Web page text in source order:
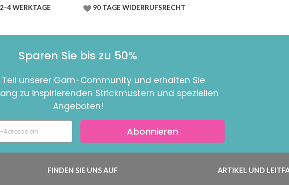
4 WERKTAGE 90 TAGE WIDERRUFSRECHT
Sparen Sie bis zu 50%
Teil unserer Garn-Community und erhalten Sie
zu inspirierenden Strickmustern und speziellen
Angeboten!
Abonnieren
FINDEN SIE UNS AUF ARTIKEL UND